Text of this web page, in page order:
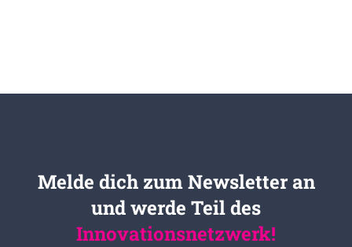
Melde dich zum Newsletter an
und werde Teil des
Innovationsnetzwerk!